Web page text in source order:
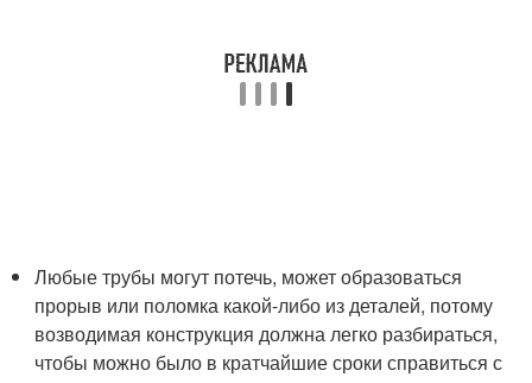
Любые трубы могут потечь, может образоваться
прорыв или поломка какой-либо из деталей, потому
возводимая конструкция должна легко разбираться,
чтобы можно было в кратчайшие сроки справиться с